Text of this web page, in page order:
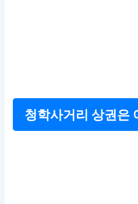
청학사거리 상권은